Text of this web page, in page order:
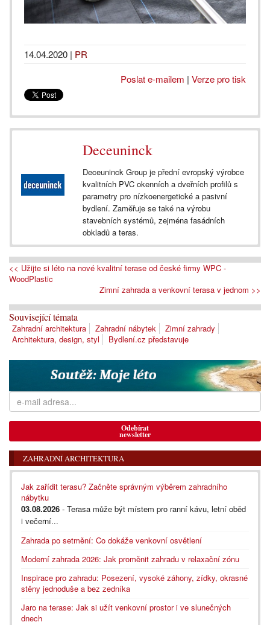
14.04.2020 | PR
Poslat e-mailem | Verze pro tisk
Deceuninck
Deceuninck Group je přední evropský výrobce
kvalitních PVC okenních a dveřních profilů s
parametry pro nízkoenergetické a pasivní
bydlení. Zaměřuje se také na výrobu
stavebních systémů, zejména fasádních
obkladů a teras.
<< Užijte si léto na nové kvalitní terase od české firmy WPC -
WoodPlastic
Zimní zahrada a venkovní terasa v jednom >>
Související témata
Zahradní architektura Zahradní nábytek
Zimní zahrady
Architektura, design, styl
Bydlení.cz představuje
Odebírat
newsletter
ZAHRADNÍ ARCHITEKTURA
Jak zařídit terasu? Začněte správným výběrem zahradního
nábytku
03.08.2026 - Terasa může být místem pro ranní kávu, letní oběd
i večerní...
Zahrada po setmění: Co dokáže venkovní osvětlení
Moderní zahrada 2026: Jak proměnit zahradu v relaxační zónu
Inspirace pro zahradu: Posezení, vysoké záhony, zídky, okrasné
stěny jednoduše a bez zedníka
Jaro na terase: Jak si užít venkovní prostor i ve slunečných
dnech